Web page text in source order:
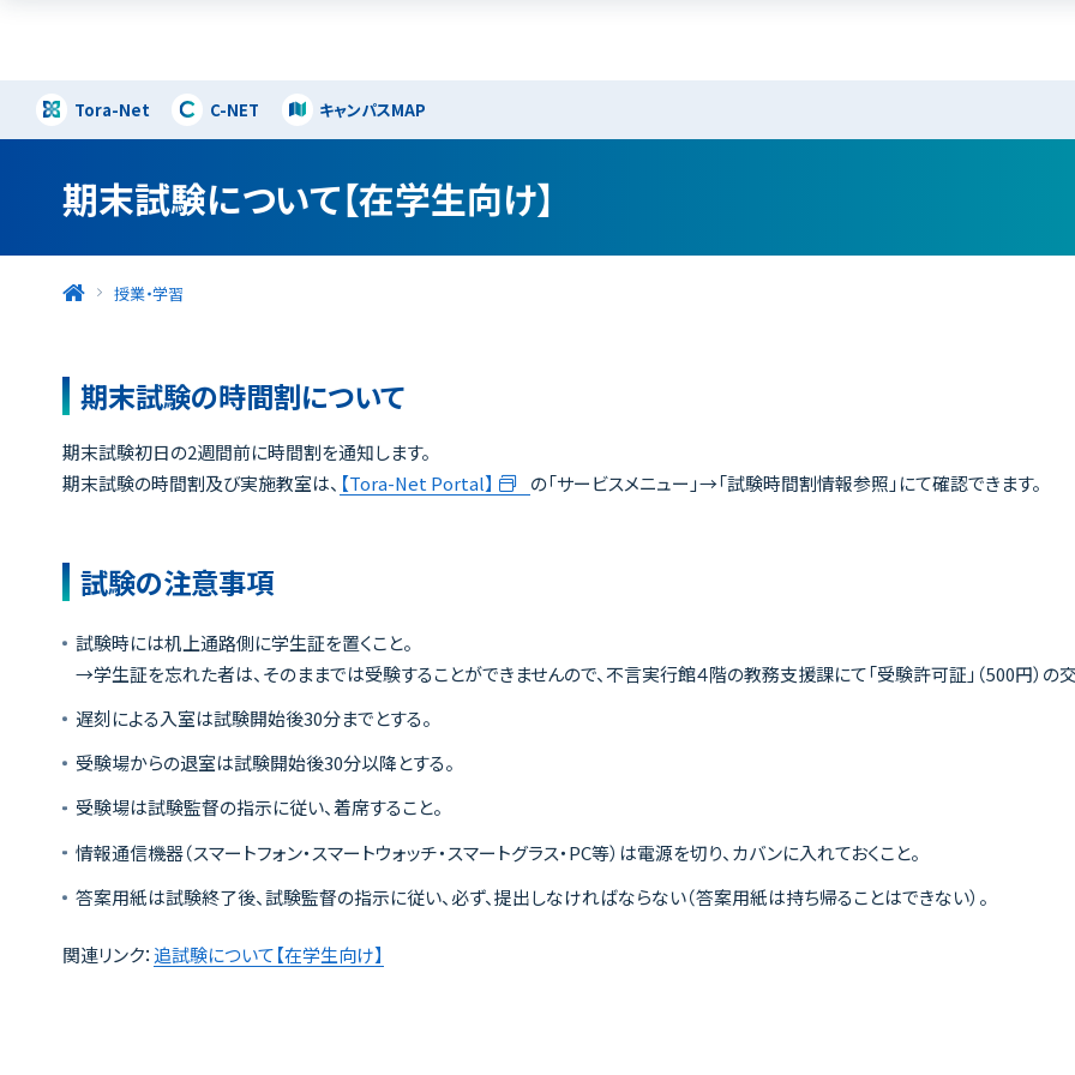
Tora-Net C-NET キャンパスMAP
期末試験について【在学生向け】
授業・学習
期末試験の時間割について
期末試験初日の2週間前に時間割を通知します。
期末試験の時間割及び実施教室は、 【Tora-Net Portal】 の「サービスメニュー」→「試験時間割情報参照」にて確認できます。
試験の注意事項
試験時には机上通路側に学生証を置くこと。
→学生証を忘れた者は、そのままでは受験することができませんので、不言実行館４階の教務支援課にて「受験許可証」（500円）の
遅刻による入室は試験開始後30分までとする。
受験場からの退室は試験開始後30分以降とする。
受験場は試験監督の指示に従い、着席すること。
情報通信機器（スマートフォン・スマートウォッチ・スマートグラス・PC等）は電源を切り、カバンに入れておくこと。
答案用紙は試験終了後、試験監督の指示に従い、必ず、提出しなければならない（答案用紙は持ち帰ることはできない）。
関連リンク：追試験について【在学生向け】